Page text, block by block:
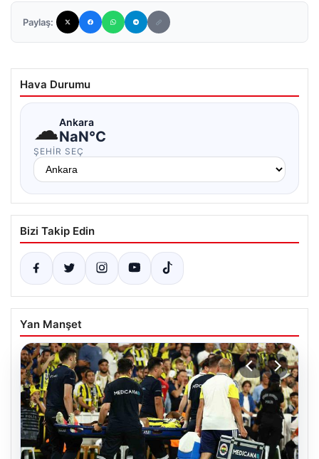
Paylaş:
Hava Durumu
☁Ankara
NaN°C
ŞEHIR SEÇ
Bizi Takip Edin
Yan Manşet